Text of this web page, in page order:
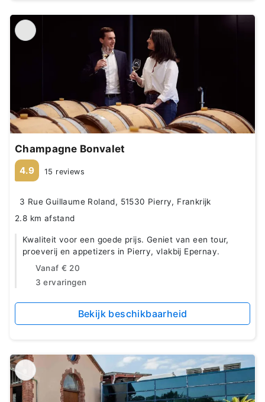
Champagne Bonvalet
4.9 15 reviews
3 Rue Guillaume Roland, 51530 Pierry, Frankrijk
2.8 km afstand
Kwaliteit voor een goede prijs. Geniet van een tour,
proeverij en appetizers in Pierry, vlakbij Epernay.
Vanaf € 20
3 ervaringen
Bekijk beschikbaarheid